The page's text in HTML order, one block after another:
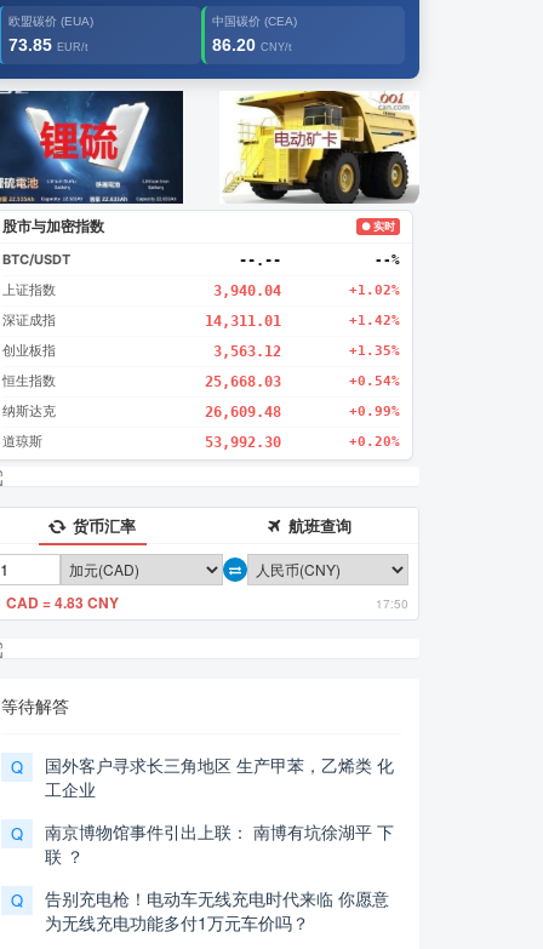
欧盟碳价 (EUA)
73.85 EUR/t
中国碳价 (CEA)
86.20 CNY/t
2 创新
股市与加密指数 ● 实时
BTC/USDT --.-- --%
上证指数 3,940.04 +1.02%
深证成指 14,311.01 +1.42%
创业板指 3,563.12 +1.35%
恒生指数 25,668.03 +0.54%
纳斯达克 26,609.48 +0.99%
道琼斯 53,992.30 +0.20%
货币汇率 航班查询
CAD = 4.83 CNY 17:50
等待解答
Q
国外客户寻求长三角地区 生产甲苯，乙烯类 化
工企业
Q
南京博物馆事件引出上联： 南博有坑徐湖平 下
联 ？
Q
告别充电枪！电动车无线充电时代来临 你愿意
为无线充电功能多付1万元车价吗？